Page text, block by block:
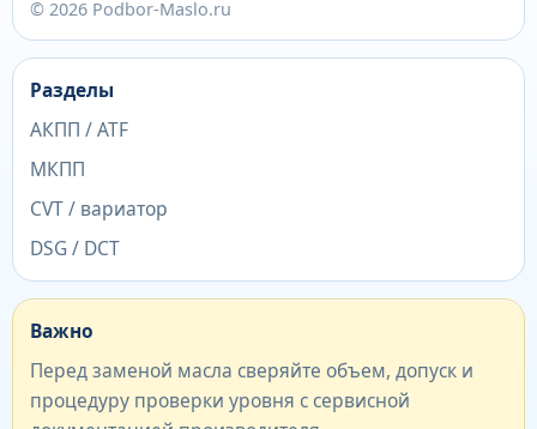
© 2026 Podbor-Maslo.ru
Разделы
АКПП / ATF
МКПП
CVT / вариатор
DSG / DCT
Важно
Перед заменой масла сверяйте объем, допуск и
процедуру проверки уровня с сервисной